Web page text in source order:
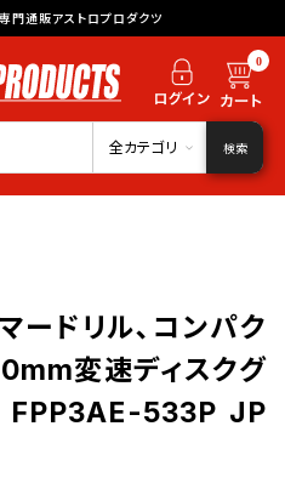
門通販アストロプロダクツ
0
全カテゴリ 検索
ードリル､コンパク
変速ディスクグ
533P JP